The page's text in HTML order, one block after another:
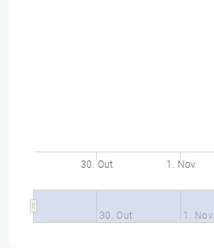
30. Out 1. Nov
30. Out 1. Nov